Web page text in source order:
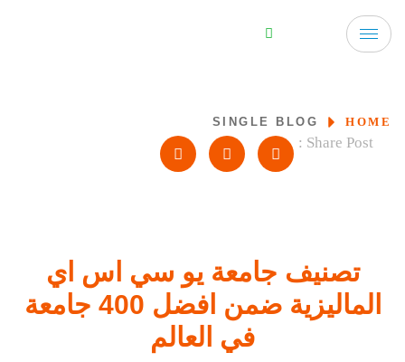
HOME
SINGLE BLOG
Share Post :
تصنيف جامعة يو سي اس اي
الماليزية ضمن افضل 400 جامعة
في العالم